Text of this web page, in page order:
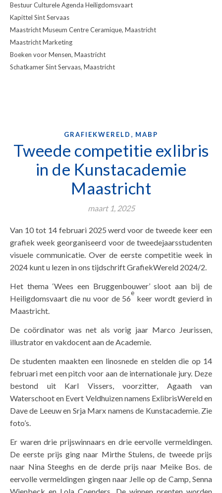
Bestuur Culturele Agenda Heiligdomsvaart
Kapittel Sint Servaas
Maastricht Museum Centre Ceramique, Maastricht
Maastricht Marketing
Boeken voor Mensen, Maastricht
Schatkamer Sint Servaas, Maastricht
GRAFIEKWERELD , MABP
Tweede competitie exlibris
in de Kunstacademie
Maastricht
maart 1, 2025
Van 10 tot 14 februari 2025 werd voor de tweede keer een
grafiek week georganiseerd voor de tweedejaarsstudenten
visuele communicatie. Over de eerste competitie week in
2024 kunt u lezen in ons tijdschrift GrafiekWereld 2024/2.
Het thema ‘Wees een Bruggenbouwer’ sloot aan bij de
Heiligdomsvaart die nu voor de 56
e
keer wordt gevierd in
Maastricht.
De coördinator was net als vorig jaar Marco Jeurissen,
illustrator en vakdocent aan de Academie.
De studenten maakten een linosnede en stelden die op 14
februari met een pitch voor aan de internationale jury. Deze
bestond uit Karl Vissers, voorzitter, Agaath van
Waterschoot en Evert Veldhuizen namens ExlibrisWereld en
Dave de Leeuw en Srja Marx namens de Kunstacademie. Zie
foto’s.
Er waren drie prijswinnaars en drie eervolle vermeldingen.
De eerste prijs ging naar Mirthe Stulens, de tweede prijs
naar Nina Steeghs en de derde prijs naar Meike Bos. de
eervolle vermeldingen gingen naar Jelle op de Camp, Senna